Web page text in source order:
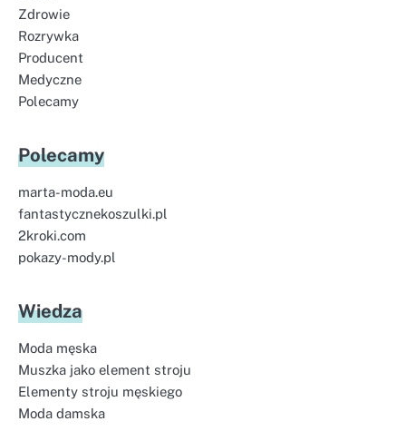
Zdrowie
Rozrywka
Producent
Medyczne
Polecamy
Polecamy
marta-moda.eu
fantastycznekoszulki.pl
2kroki.com
pokazy-mody.pl
Wiedza
Moda męska
Muszka jako element stroju
Elementy stroju męskiego
Moda damska